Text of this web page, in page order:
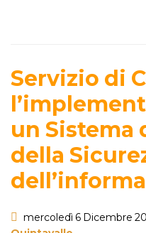
Servizio di
un Sistema
della
mercoledì 6 Dicembre